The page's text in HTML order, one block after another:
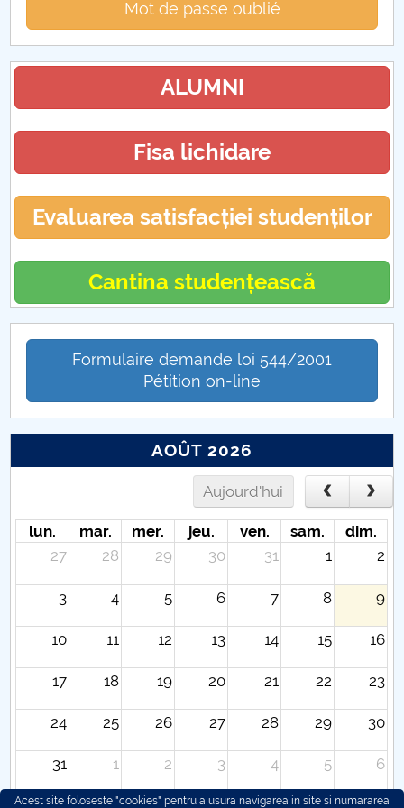
Mot de passe oublié
ALUMNI
Fisa lichidare
Evaluarea satisfacției studenților
Cantina studențească
Formulaire demande loi 544/2001
Pétition on-line
AOÛT 2026
Aujourd'hui
lun. mar. mer. jeu. ven. sam.
dim.
27
28 29 30 31 1 2
3 4 5 6 7 8 9
10 11 12 13 14 15 16
17 18 19 20 21 22 23
24 25 26 27 28 29 30
31 1 2 3 4 5 6
Acest site foloseste "cookies" pentru a usura navigarea in site si numararea